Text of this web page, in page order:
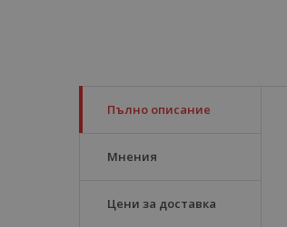
Пълно описание
Мнения
Цени за доставка